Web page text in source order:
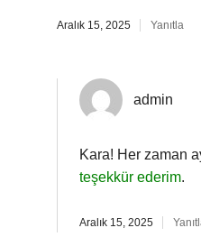
Aralık 15, 2025 Yanıtla
admin
Kara! Her zaman
teşekkür ederim.
Aralık 15, 2025